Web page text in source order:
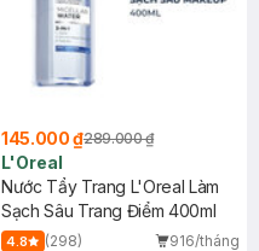
145.000 ₫289.000 ₫
L'Oreal
Nước Tẩy Trang L'Oreal Làm
Sạch Sâu Trang Điểm 400ml
4.8 (298)
916/tháng